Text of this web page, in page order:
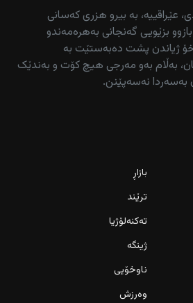
عێراقییە، بە بیرو هزری کەسانی
بزێویی گەنجانی بەهرەمەندو
خۆ ژیاندن پشت دەبەستێت بە
بەڵام بەو مەرجی هیچ کۆت و بەندێک
بەسەردا نەسەپێنن.
بازاڕ
ترێند
تەکنەلۆژیا
ژینگە
ناوخۆیی
وەرزش